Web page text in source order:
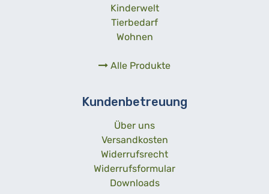
Kinderwelt
Tierbedarf
Wohnen
Alle Produkte
Kundenbetreuung
Über uns
Versandkosten
Widerrufsrecht
Widerrufsformular
Downloads